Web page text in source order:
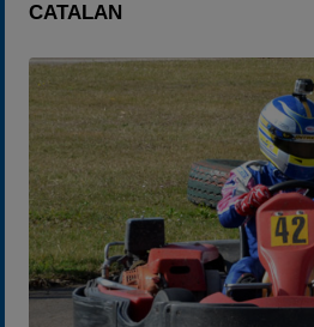
CATALAN